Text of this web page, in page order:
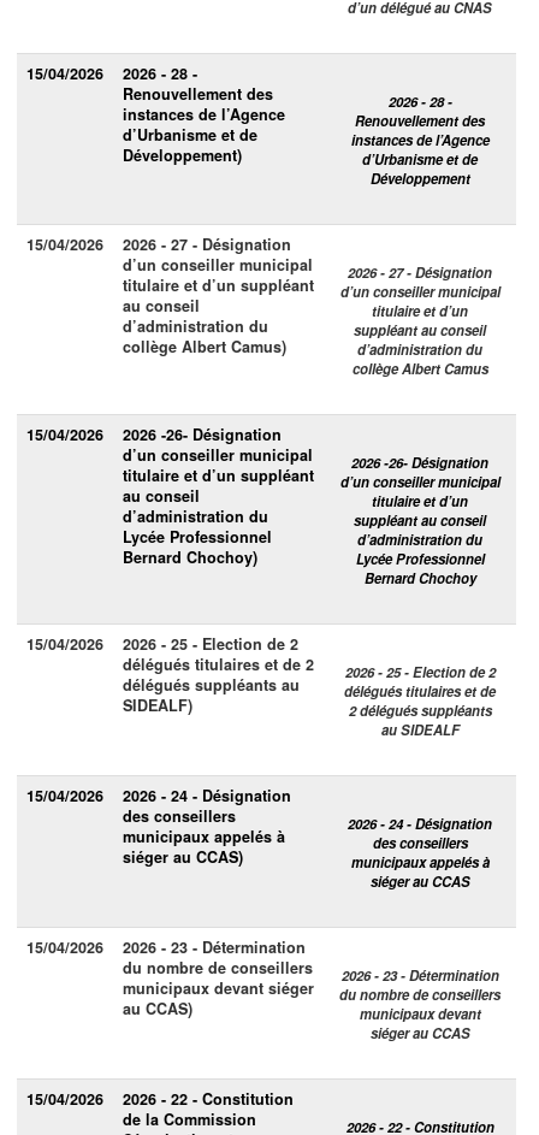
d’un délégué au CNAS
15/04/2026
2026 - 28 -
Renouvellement des
instances de l’Agence
d’Urbanisme et de
Développement)
2026 - 28 -
Renouvellement des
instances de l’Agence
d’Urbanisme et de
Développement
15/04/2026
2026 - 27 - Désignation
d’un conseiller municipal
titulaire et d’un suppléant
au conseil
d’administration du
collège Albert Camus)
2026 - 27 - Désignation
d’un conseiller municipal
titulaire et d’un
suppléant au conseil
d’administration du
collège Albert Camus
15/04/2026
2026 -26- Désignation
d’un conseiller municipal
titulaire et d’un suppléant
au conseil
d’administration du
Lycée Professionnel
Bernard Chochoy)
2026 -26- Désignation
d’un conseiller municipal
titulaire et d’un
suppléant au conseil
d’administration du
Lycée Professionnel
Bernard Chochoy
15/04/2026
2026 - 25 - Election de 2
délégués titulaires et de 2
délégués suppléants au
SIDEALF)
2026 - 25 - Election de 2
délégués titulaires et de
2 délégués suppléants
au SIDEALF
15/04/2026
2026 - 24 - Désignation
des conseillers
municipaux appelés à
siéger au CCAS)
2026 - 24 - Désignation
des conseillers
municipaux appelés à
siéger au CCAS
15/04/2026
2026 - 23 - Détermination
du nombre de conseillers
municipaux devant siéger
au CCAS)
2026 - 23 - Détermination
du nombre de conseillers
municipaux devant
siéger au CCAS
15/04/2026
2026 - 22 - Constitution
de la Commission
2026 - 22 - Constitution